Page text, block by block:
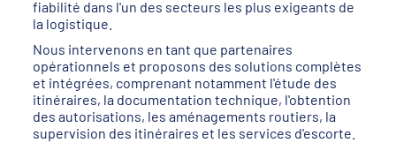
fiabilité dans l'un des secteurs les plus exigeants de
la logistique.
Nous intervenons en tant que partenaires
opérationnels et proposons des solutions complètes
et intégrées, comprenant notamment l'étude des
itinéraires, la documentation technique, l'obtention
des autorisations, les aménagements routiers, la
supervision des itinéraires et les services d'escorte.